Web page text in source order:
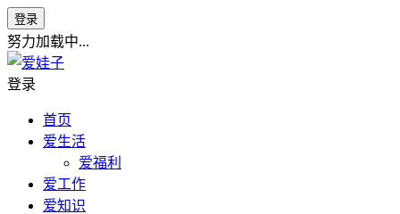
登录
努力加载中...
登录
首页
爱生活
爱福利
爱工作
爱知识